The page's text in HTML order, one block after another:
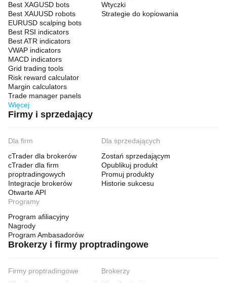
Best XAGUSD bots
Best XAUUSD robots
EURUSD scalping bots
Best RSI indicators
Best ATR indicators
VWAP indicators
MACD indicators
Grid trading tools
Risk reward calculator
Margin calculators
Trade manager panels
Więcej
Wtyczki
Strategie do kopiowania
Firmy i sprzedający
Dla firm
cTrader dla brokerów
cTrader dla firm
proptradingowych
Integracje brokerów
Otwarte API
Dla sprzedających
Zostań sprzedającym
Opublikuj produkt
Promuj produkty
Historie sukcesu
Programy
Program afiliacyjny
Nagrody
Program Ambasadorów
Brokerzy i firmy proptradingowe
Firmy proptradingowe
Brokerzy